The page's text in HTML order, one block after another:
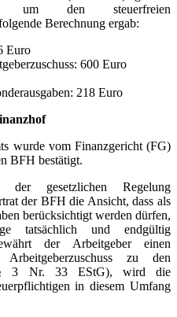
um den steuerfreien
Berechnung ergab:
Euro
600 Euro
218 Euro
wurde vom Finanzgericht (FG)
BFH bestätigt.
der gesetzlichen Regelung
der BFH die Ansicht, dass als
berücksichtigt werden dürfen,
tatsächlich und endgültig
der Arbeitgeber einen
Arbeitgeberzuschuss zu den
§ 3 Nr. 33 EStG), wird die
in diesem Umfang